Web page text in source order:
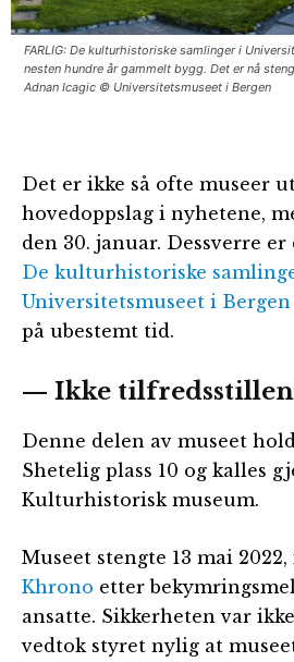
FARLIG: De kulturhistoriske samlinger i
nesten hundre år gammelt bygg. Det er nå
Adnan Icagic © Universitetsmuseet i Bergen
Det er ikke så ofte museer
hovedoppslag i nyhetene,
den 30. januar. Dessverre
De kulturhistoriske
Universitetsmuseet i
på ubestemt tid.
— Ikke
Denne delen av museet
Shetelig plass 10 og kalles
Kulturhistorisk museum.
Museet stengte 13 mai
Khrono etter
ansatte. Sikkerheten var
vedtok styret nylig at